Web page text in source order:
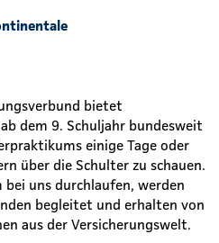
bietet
dem 9. Schuljahr bundesweit
einige Tage oder
über die Schulter zu schauen.
uns durchlaufen, werden
begleitet und erhalten von
aus der Versicherungswelt.